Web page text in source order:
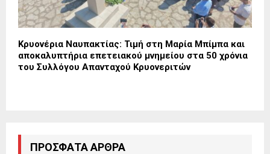
Κρυονέρια Ναυπακτίας: Τιμή στη Μαρία Μπίμπα και
αποκαλυπτήρια επετειακού μνημείου στα 50 χρόνια
του Συλλόγου Απανταχού Κρυονεριτών
ΠΡΌΣΦΑΤΑ ΆΡΘΡΑ